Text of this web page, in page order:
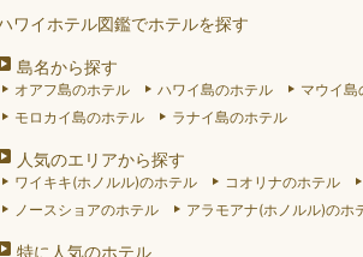
ワイホテル図鑑でホテルを探す
島名から探す
オアフ島のホテル ハワイ島のホテル マウイ島
モロカイ島のホテル
ラナイ島のホテル
人気のエリアから探す
ワイキキ(ホノルル)のホテル コオリナのホテル
ノースショアのホテル
アラモアナ(ホノルル)のホ
特に人気のホテル